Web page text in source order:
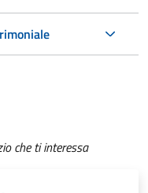
che ti interessa